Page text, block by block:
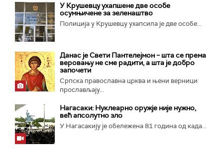
У Крушевцу ухапшене две особе
осумњичене за зеленаштво
Полиција у Крушевцу ухапсила је две особе...
Данас је Свети Пантелејмон – шта се према
веровању не сме радити, а шта је добро
започети
Српска православна црква и њени верници
прослављају...
Нагасаки: Нуклеарно оружје није нужно,
већ апсолутно зло
У Нагасакију је обележена 81 година од када...